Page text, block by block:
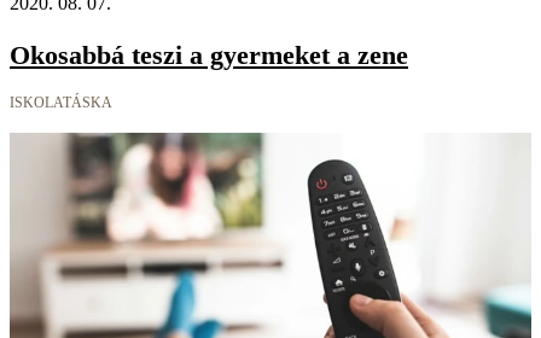
Okosabbá teszi a gyermeket a zene
ISKOLATÁSKA